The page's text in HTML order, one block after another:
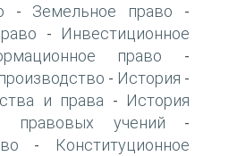
- Земельное право -
-
Инвестиционное
право -
- История -
и права -
История
правовых учений -
-
Конституционное